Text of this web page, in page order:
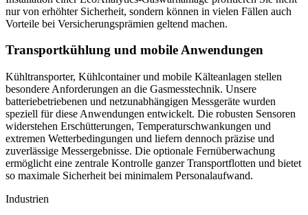
nur von erhöhter Sicherheit, sondern können in vielen Fällen auch
Vorteile bei Versicherungsprämien geltend machen.
Transportkühlung und mobile Anwendungen
Kühltransporter, Kühlcontainer und mobile Kälteanlagen stellen
besondere Anforderungen an die Gasmesstechnik. Unsere
batteriebetriebenen und netzunabhängigen Messgeräte wurden
speziell für diese Anwendungen entwickelt. Die robusten Sensoren
widerstehen Erschütterungen, Temperaturschwankungen und
extremen Wetterbedingungen und liefern dennoch präzise und
zuverlässige Messergebnisse. Die optionale Fernüberwachung
ermöglicht eine zentrale Kontrolle ganzer Transportflotten und bietet
so maximale Sicherheit bei minimalem Personalaufwand.
Industrien